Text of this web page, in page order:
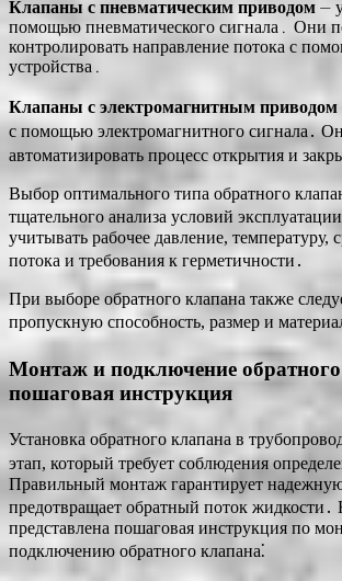
Клапаны с пневматическим приводом ⏤
помощью пневматического сигнала․ Они
контролировать направление потока с
устройства․
Клапаны с электромагнитным приводом
с помощью электромагнитного сигнала․
автоматизировать процесс открытия и
Выбор оптимального типа обратного
тщательного анализа условий
учитывать рабочее давление, температуру,
потока и требования к герметичности․
При выборе обратного клапана также
пропускную способность, размер и
Монтаж и подключение обратного
пошаговая инструкция
Установка обратного клапана в
этап, который требует соблюдения
Правильный монтаж гарантирует
предотвращает обратный поток
представлена пошаговая инструкция по
подключению обратного клапана⁚